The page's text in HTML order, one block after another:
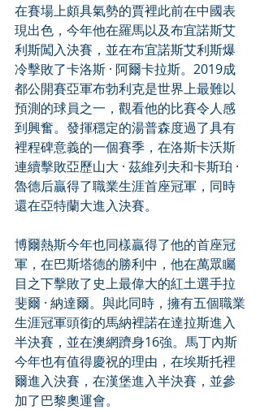
在賽場上頗具氣勢的賈裡此前在中國表
現出色，今年他在羅馬以及布宜諾斯艾
利斯闖入決賽，並在布宜諾斯艾利斯爆
冷擊敗了卡洛斯 · 阿爾卡拉斯。2019成
都公開賽亞軍布勃利克是世界上最難以
預測的球員之一，觀看他的比賽令人感
到興奮。發揮穩定的湯普森度過了具有
裡程碑意義的一個賽季，在洛斯卡沃斯
連續擊敗亞歷山大 · 茲維列夫和卡斯珀 ·
魯德后贏得了職業生涯首座冠軍，同時
還在亞特蘭大進入決賽。
博爾熱斯今年也同樣贏得了他的首座冠
軍，在巴斯塔德的勝利中，他在萬眾矚
目之下擊敗了史上最偉大的紅土選手拉
斐爾 · 納達爾。與此同時，擁有五個職業
生涯冠軍頭銜的馬納裡諾在達拉斯進入
半決賽，並在澳網躋身16強。馬丁內斯
今年也有值得慶祝的理由，在埃斯托裡
爾進入決賽，在漢堡進入半決賽，並參
加了巴黎奧運會。